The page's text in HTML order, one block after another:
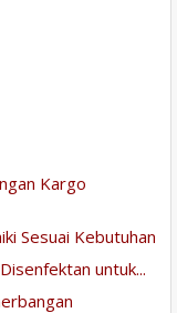
Kargo
Sesuai Kebutuhan
untuk...